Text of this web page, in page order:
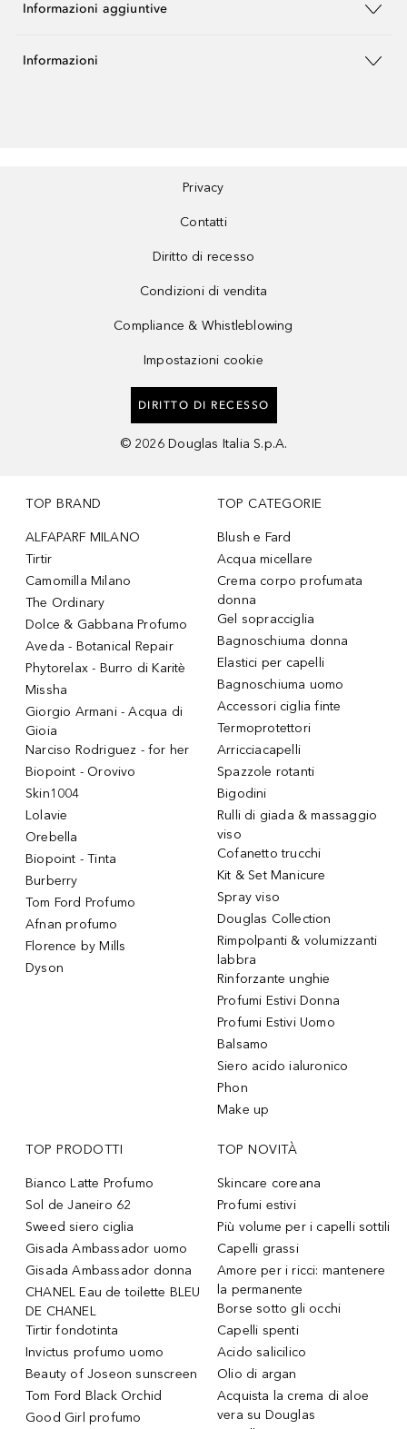
Informazioni aggiuntive
Informazioni
Privacy
Contatti
Diritto di recesso
Condizioni di vendita
Compliance & Whistleblowing
Impostazioni cookie
DIRITTO DI RECESSO
© 2026 Douglas Italia S.p.A.
TOP BRAND
ALFAPARF MILANO
Tirtir
Camomilla Milano
The Ordinary
Dolce & Gabbana Profumo
Aveda - Botanical Repair
Phytorelax - Burro di Karitè
Missha
Giorgio Armani - Acqua di
Gioia
Narciso Rodriguez - for her
Biopoint - Orovivo
Skin1004
Lolavie
Orebella
Biopoint - Tinta
Burberry
Tom Ford Profumo
Afnan profumo
Florence by Mills
Dyson
TOP CATEGORIE
Blush e Fard
Acqua micellare
Crema corpo profumata
donna
Gel sopracciglia
Bagnoschiuma donna
Elastici per capelli
Bagnoschiuma uomo
Accessori ciglia finte
Termoprotettori
Arricciacapelli
Spazzole rotanti
Bigodini
Rulli di giada & massaggio
viso
Cofanetto trucchi
Kit & Set Manicure
Spray viso
Douglas Collection
Rimpolpanti & volumizzanti
labbra
Rinforzante unghie
Profumi Estivi Donna
Profumi Estivi Uomo
Balsamo
Siero acido ialuronico
Phon
Make up
TOP PRODOTTI
Bianco Latte Profumo
Sol de Janeiro 62
Sweed siero ciglia
Gisada Ambassador uomo
Gisada Ambassador donna
CHANEL Eau de toilette BLEU
DE CHANEL
Tirtir fondotinta
Invictus profumo uomo
Beauty of Joseon sunscreen
Tom Ford Black Orchid
Good Girl profumo
TOP NOVITÀ
Skincare coreana
Profumi estivi
Più volume per i capelli sottili
Capelli grassi
Amore per i ricci: mantenere
la permanente
Borse sotto gli occhi
Capelli spenti
Acido salicilico
Olio di argan
Acquista la crema di aloe
vera su Douglas